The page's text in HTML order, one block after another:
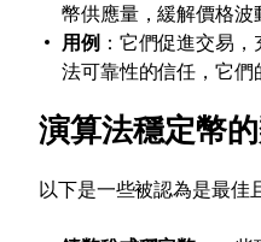
幣供應量，緩解價格波
用例 ：它們促進交易
法可靠性的信任，它們
演算法穩定幣
以下是一些被認為是最佳